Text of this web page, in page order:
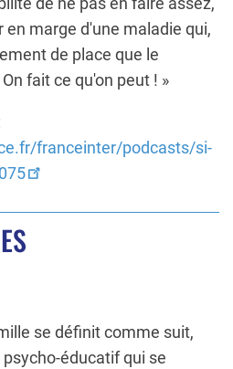
en marge d'une maladie qui,
de place que le
fait ce qu'on peut ! »
franceinter/podcasts/si-
se définit comme suit,
éducatif qui se